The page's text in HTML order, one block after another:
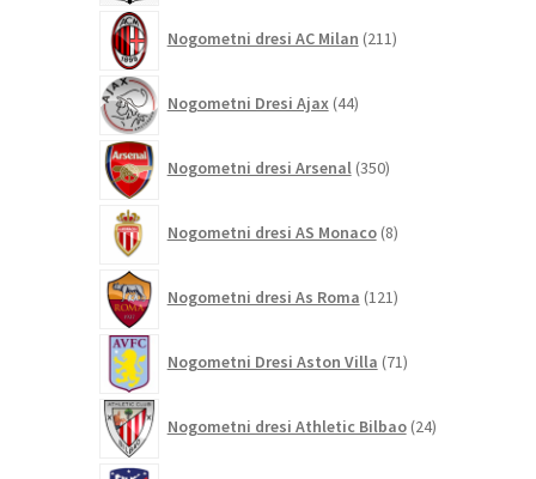
Nogometni dresi AC Milan 211izdelkov
Nogometni Dresi Ajax 44izdelkov
Nogometni dresi Arsenal 350izdelkov
Nogometni dresi AS Monaco 8izdelkov
Nogometni dresi As Roma 121izdelkov
Nogometni Dresi Aston Villa 71izdelkov
Nogometni dresi Athletic Bilbao 24izdelkov